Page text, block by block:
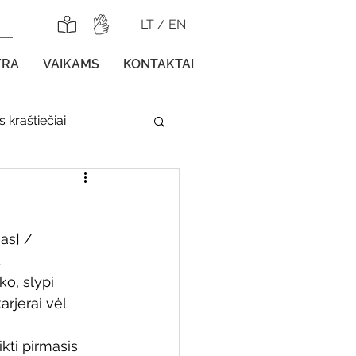
LT / EN
VAIKAMS KONTAKTAI
kraštiečiai
parodos
vaikams
/
slypi
vėl
pirmasis